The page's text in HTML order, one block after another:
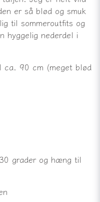
er så blød og smuk
til sommeroutfits og
hyggelig nederdel i
ca. 90 cm (meget blød
grader og hæng til